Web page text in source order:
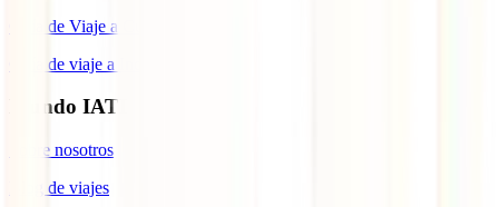
Guía de Viaje a Cuba
Guía de viaje a Indonesia
Mundo IATI
Sobre nosotros
Blog de viajes